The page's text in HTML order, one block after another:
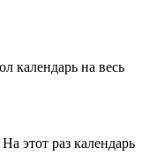
календарь на весь
этот раз календарь